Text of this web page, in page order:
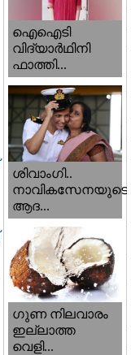
ഐഐടി
വിദ്യാര്‍ഥിനി
ഫാത്തി...
ശിവാംഗി..
നാവികസേനയുടെ
ആദ...
ഗുണ നിലവാരം
ഇല്ലാത്ത
വെളി...